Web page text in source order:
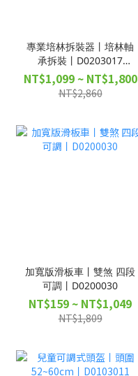
專業培林拆裝器丨培林軸
承拆裝丨D0203017
D0103018
NT$1,099 ~ NT$1,800
NT$2,860
加寬版滑板車丨雙煞 四段
可調丨D0200030
NT$159 ~ NT$1,049
NT$1,809